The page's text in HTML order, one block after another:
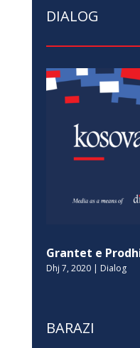
DIALOG
Grantet e
Dhj 7, 2020| Dialog
BARAZI